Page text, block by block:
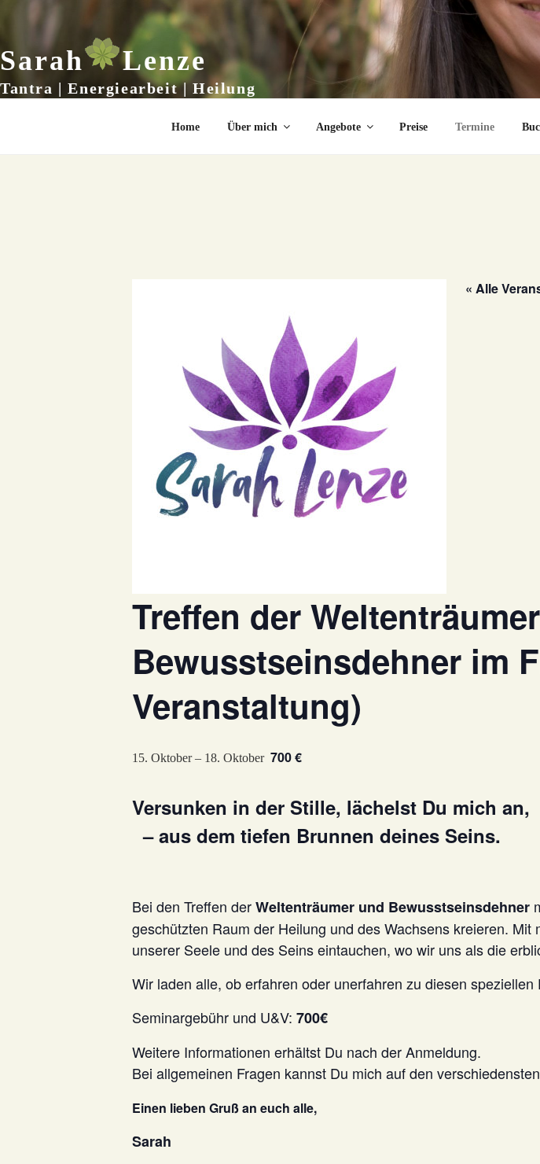
Sarah Lenze
Tantra | Energiearbeit | Heilung
Home Über mich Angebote Preise Termine
« Alle
Treffen der
Bewusstseinsdehner im
Veranstaltung)
15. Oktober– 18. Oktober 700 €
Versunken in der Stille, lächelst Du mich an,
– aus dem tiefen Brunnen deines Seins.
Bei den Treffen derWeltenträumer und Bewusstseinsdehner
geschützten Raum der Heilung und des Wachsens kreieren.
unserer Seele und des Seins eintauchen, wo wir uns als die
Wir laden alle, ob erfahren oder unerfahren zu diesen
Seminargebühr und U&V: 700€
Weitere Informationen erhältst Du nach der Anmeldung.
Bei allgemeinen Fragen kannst Du mich auf den
Einen lieben Gruß an euch alle,
Sarah